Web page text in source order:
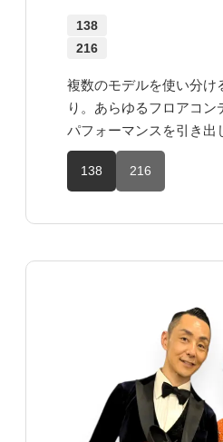
138
216
複数のモデルを使い分け
り。あらゆるフロアコ
パフォーマンスを引き出
138 216